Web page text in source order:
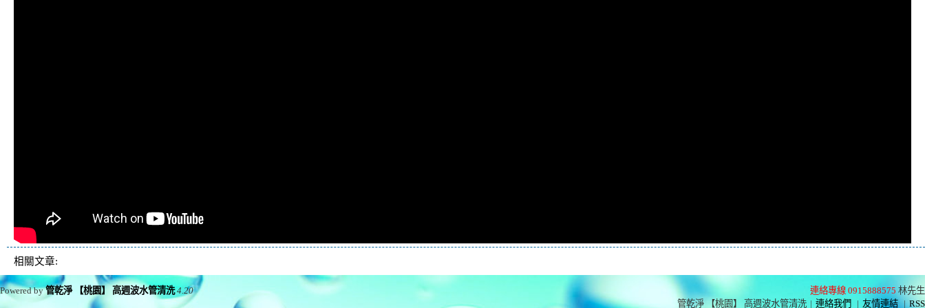
相關文章:
連絡專線 0915888575 林先生
管乾淨 【桃園】 高週波水管清洗 | 連絡我們 | 友情連結 | RSS
Powered by管乾淨 【桃園】 高週波水管清洗 4.20